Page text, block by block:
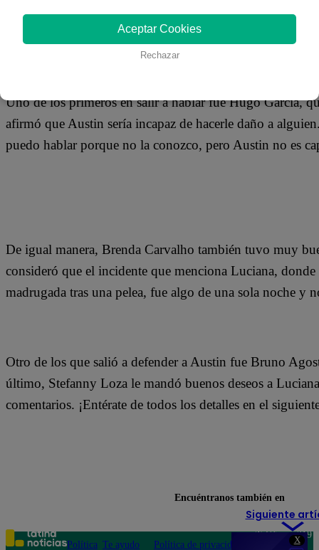
X
comportarse de la manera de la cual lo han descrito.
Uno de los primeros en salir a hablar fue Hugo García,
afirmó que Austin sería incapaz de hacerle daño a
puedo hablar porque no la conozco, pero Austin no es
De igual manera, Brenda Carvalho también tuvo muy
consideró que el incidente que menciona Luciana,
madrugada tras una pelea, fue algo de una sola noche y
Otro de los que salió a defender a Austin fue Bruno
último, Stefanny Loza le mandó buenos deseos a
comentarios. ¡Entérate de todos los detalles en el
Siguiente
Aceptar Cookies
Rechazar
Encuéntranos también en
Política Te ayudo Política de privacidad
Teléfono: 219